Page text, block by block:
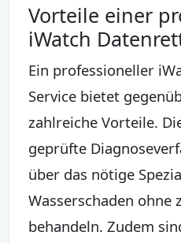
Vorteile einer
iWatch
Ein professioneller
Service bietet
zahlreiche Vorteile.
geprüfte
über das nötige
Wasserschaden ohne
behandeln. Zudem